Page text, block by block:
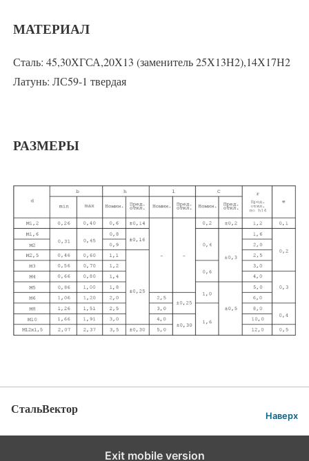
МАТЕРИАЛ
Сталь: 45,30ХГСА,20Х13 (заменитель 25Х13Н2),14Х17Н2
Латунь: ЛС59-1 твердая
РАЗМЕРЫ
СтальВектор Наверх
Exit mobile version